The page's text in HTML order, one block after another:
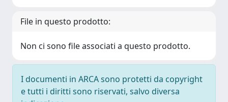
File in questo prodotto:
Non ci sono file associati a questo prodotto.
I documenti in ARCA sono protetti da copyright
e tutti i diritti sono riservati, salvo diversa